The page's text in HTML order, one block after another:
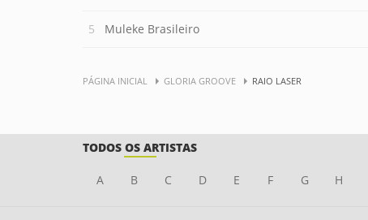
Muleke Brasileiro
PÁGINA INICIAL GLORIA GROOVE RAIO LASER
TODOS OS ARTISTAS
A B C D E F G H